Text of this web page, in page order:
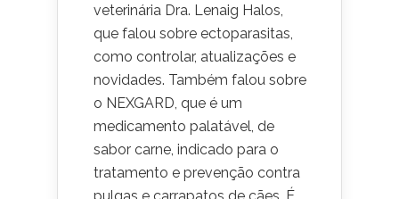
veterinária Dra. Lenaig Halos,
que falou sobre ectoparasitas,
como controlar, atualizações e
novidades. Também falou sobre
o NEXGARD, que é um
medicamento palatável, de
sabor carne, indicado para o
tratamento e prevenção contra